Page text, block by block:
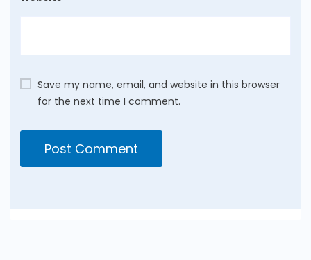
Save my name, email, and website in this browser
for the next time I comment.